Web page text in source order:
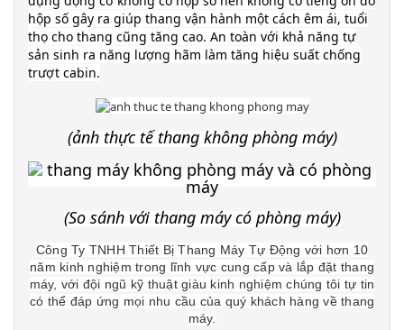
hộp số gây ra giúp thang vận hành một cách êm ái, tuổi
thọ cho thang cũng tăng cao. An toàn với khả năng tự
sản sinh ra năng lượng hãm làm tăng hiệu suất chống
trượt cabin.
(ảnh thực tế thang không phòng máy)
(So sánh với thang máy có phòng máy)
Công Ty TNHH Thiết Bị Thang Máy Tự Động với hơn 10
năm kinh nghiệm trong lĩnh vực cung cấp và lắp đặt thang
máy, với đội ngũ kỹ thuật giàu kinh nghiệm chúng tôi tự tin
có thể đáp ứng mọi nhu cầu của quý khách hàng về thang
máy.